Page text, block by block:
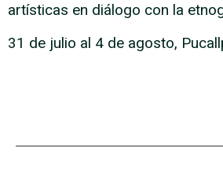
artísticas en diálogo con la
31 de julio al 4 de agosto,